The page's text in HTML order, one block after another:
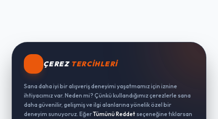
ÇEREZ TERCIHLERI
Sana daha iyi bir alışveriş deneyimi yaşatmamız için iznine
ihtiyacımız var. Neden mi? Çünkü kullandığımız çerezlerle sana
daha güvenilir, gelişmiş ve ilgi alanlarına yönelik özel bir
deneyim sunuyoruz. EğerTümünü Reddet seçeneğine tıklarsan